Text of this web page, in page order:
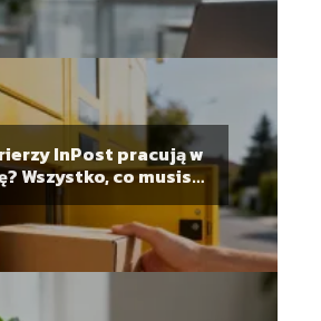
InPost pracują w
Wszystko, co musisz
wiedzieć